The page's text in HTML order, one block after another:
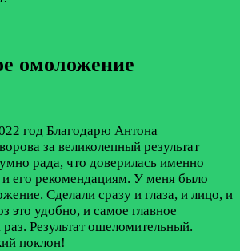
омоложение
год Благодарю Антона
за великолепный результат
рада, что доверилась именно
и его рекомендациям. У меня было
Сделали сразу и глаза, и лицо, и
это удобно, и самое главное
Результат ошеломительный.
поклон!